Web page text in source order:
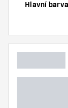
Hlavní barva